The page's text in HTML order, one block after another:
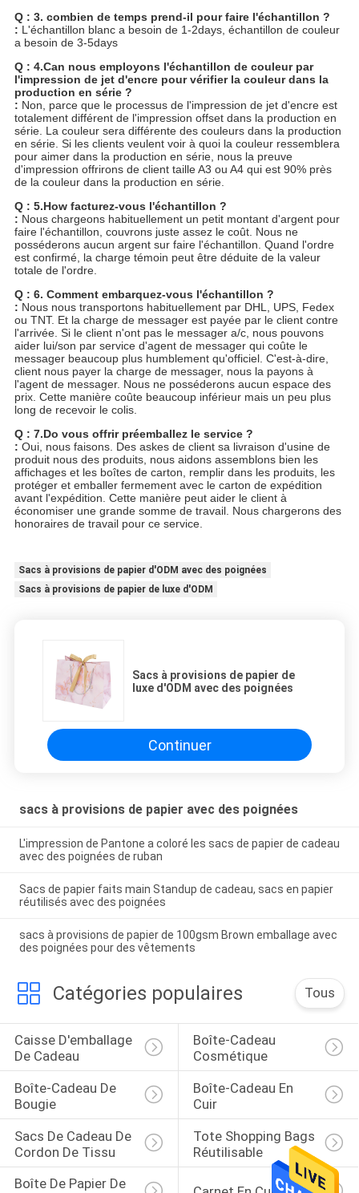
Q : 3. combien de temps prend-il pour faire l'échantillon ?
: L'échantillon blanc a besoin de 1-2days, échantillon de couleur
a besoin de 3-5days
Q : 4.Can nous employons l'échantillon de couleur par
l'impression de jet d'encre pour vérifier la couleur dans la
production en série ?
: Non, parce que le processus de l'impression de jet d'encre est
totalement différent de l'impression offset dans la production en
série. La couleur sera différente des couleurs dans la production
en série. Si les clients veulent voir à quoi la couleur ressemblera
pour aimer dans la production en série, nous la preuve
d'impression offrirons de client taille A3 ou A4 qui est 90% près
de la couleur dans la production en série.
Q : 5.How facturez-vous l'échantillon ?
: Nous chargeons habituellement un petit montant d'argent pour
faire l'échantillon, couvrons juste assez le coût. Nous ne
posséderons aucun argent sur faire l'échantillon. Quand l'ordre
est confirmé, la charge témoin peut être déduite de la valeur
totale de l'ordre.
Q : 6. Comment embarquez-vous l'échantillon ?
: Nous nous transportons habituellement par DHL, UPS, Fedex
ou TNT. Et la charge de messager est payée par le client contre
l'arrivée. Si le client n'ont pas le messager a/c, nous pouvons
aider lui/son par service d'agent de messager qui coûte le
messager beaucoup plus humblement qu'officiel. C'est-à-dire,
client nous payer la charge de messager, nous la payons à
l'agent de messager. Nous ne posséderons aucun espace des
prix. Cette manière coûte beaucoup inférieur mais un peu plus
long de recevoir le colis.
Q : 7.Do vous offrir préemballez le service ?
: Oui, nous faisons. Des askes de client sa livraison d'usine de
produit nous des produits, nous aidons assemblons bien les
affichages et les boîtes de carton, remplir dans les produits, les
protéger et emballer fermement avec le carton de expédition
avant l'expédition. Cette manière peut aider le client à
économiser une grande somme de travail. Nous chargerons des
honoraires de travail pour ce service.
Sacs à provisions de papier d'ODM avec des poignées
Sacs à provisions de papier de luxe d'ODM
Sacs à provisions de papier de
luxe d'ODM avec des poignées
Continuer
sacs à provisions de papier avec des poignées
L'impression de Pantone a coloré les sacs de papier de cadeau
avec des poignées de ruban
Sacs de papier faits main Standup de cadeau, sacs en papier
réutilisés avec des poignées
sacs à provisions de papier de 100gsm Brown emballage avec
des poignées pour des vêtements
Catégories populaires Tous
Caisse D'emballage
De Cadeau
Boîte-Cadeau
Cosmétique
Boîte-Cadeau De
Bougie
Boîte-Cadeau En
Cuir
Sacs De Cadeau De
Cordon De Tissu
Tote Shopping Bags
Réutilisable
Boîte De Papier De